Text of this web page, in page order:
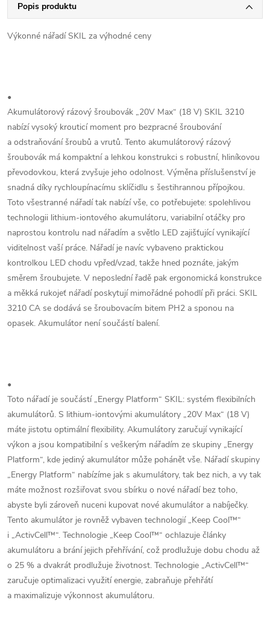
Popis produktu
Výkonné nářadí SKIL za výhodné ceny
•
Akumulátorový rázový šroubovák „20V Max“ (18 V) SKIL 3210
nabízí vysoký krouticí moment pro bezpracné šroubování
a odstraňování šroubů a vrutů. Tento akumulátorový rázový
šroubovák má kompaktní a lehkou konstrukci s robustní, hliníkovou
převodovkou, která zvyšuje jeho odolnost. Výměna příslušenství je
snadná díky rychloupínacímu sklíčidlu s šestihrannou přípojkou.
Toto všestranné nářadí tak nabízí vše, co potřebujete: spolehlivou
technologii lithium-iontového akumulátoru, variabilní otáčky pro
naprostou kontrolu nad nářadím a světlo LED zajišťující vynikající
viditelnost vaší práce. Nářadí je navíc vybaveno praktickou
kontrolkou LED chodu vpřed/vzad, takže hned poznáte, jakým
směrem šroubujete. V neposlední řadě pak ergonomická konstrukce
a měkká rukojeť nářadí poskytují mimořádné pohodlí při práci. SKIL
3210 CA se dodává se šroubovacím bitem PH2 a sponou na
opasek. Akumulátor není součástí balení.
•
Toto nářadí je součástí „Energy Platform“ SKIL: systém flexibilních
akumulátorů. S lithium-iontovými akumulátory „20V Max“ (18 V)
máte jistotu optimální flexibility. Akumulátory zaručují vynikající
výkon a jsou kompatibilní s veškerým nářadím ze skupiny „Energy
Platform“, kde jediný akumulátor může pohánět vše. Nářadí skupiny
„Energy Platform“ nabízíme jak s akumulátory, tak bez nich, a vy tak
máte možnost rozšiřovat svou sbírku o nové nářadí bez toho,
abyste byli zároveň nuceni kupovat nové akumulátor a nabíječky.
Tento akumulátor je rovněž vybaven technologií „Keep Cool™“
i „ActivCell™“. Technologie „Keep Cool™“ ochlazuje články
akumulátoru a brání jejich přehřívání, což prodlužuje dobu chodu až
o 25 % a dvakrát prodlužuje životnost. Technologie „ActivCell™“
zaručuje optimalizaci využití energie, zabraňuje přehřátí
a maximalizuje výkonnost akumulátoru.